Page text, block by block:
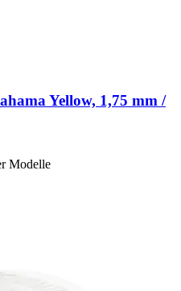
Yellow, 1,75 mm /
Modelle